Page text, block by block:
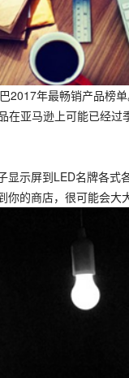
2017年最畅销产品榜
在亚马逊上可能已经
显示屏到LED名牌各
的商店，很可能会大